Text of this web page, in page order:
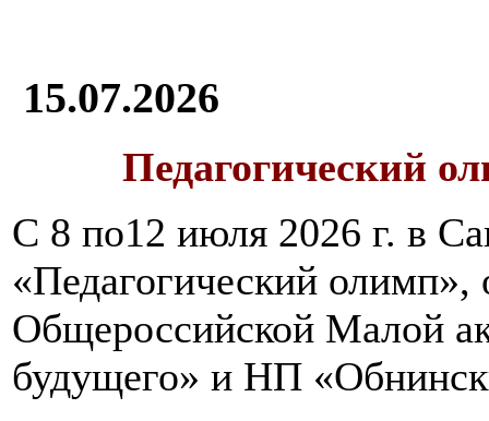
15.07.2026
Педагогический
С 8 по12 июля 2026 г. в
«Педагогический олимп»,
Общероссийской Малой
будущего» и НП